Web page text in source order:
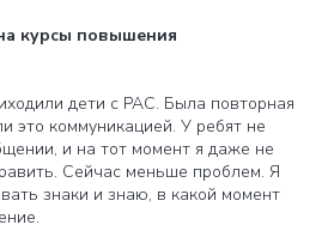
курсы повышения
дети с РАС. Была повторная
это коммуникацией. У ребят не
и на тот момент я даже не
Сейчас меньше проблем. Я
знаки и знаю, в какой момент